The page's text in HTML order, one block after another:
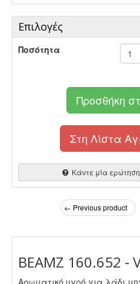
Επιλογές
Ποσότητα
Προσθήκη
Στη Λίστα
Κάντε μία ερώτηση
← Previous product
BEAMZ 160.652 -
Αρωματικό υγρό για λάδι